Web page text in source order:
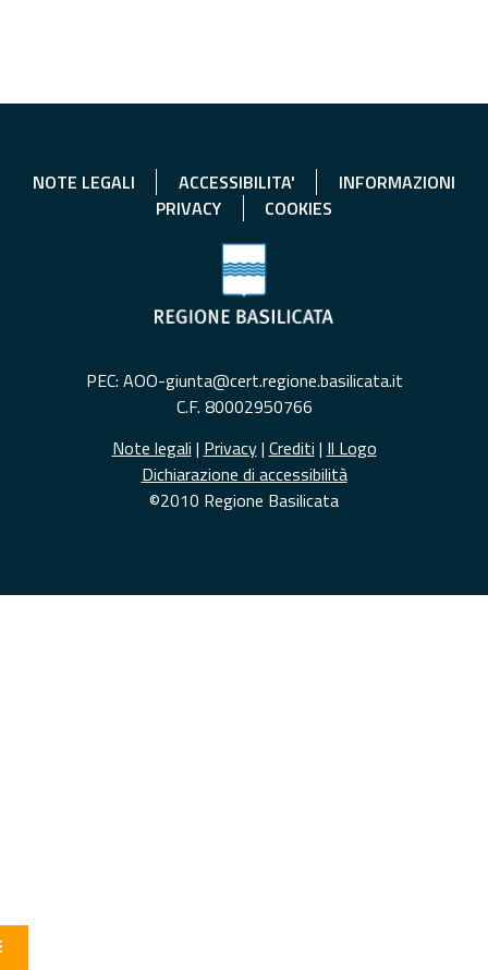
NOTE LEGALI ACCESSIBILITA'
INFORMAZIONI
PRIVACY
COOKIES
PEC: AOO-giunta@cert.regione.basilicata.it
C.F. 80002950766
Note legali | Privacy| Crediti | Il Logo
Dichiarazione di accessibilità
©2010 Regione Basilicata